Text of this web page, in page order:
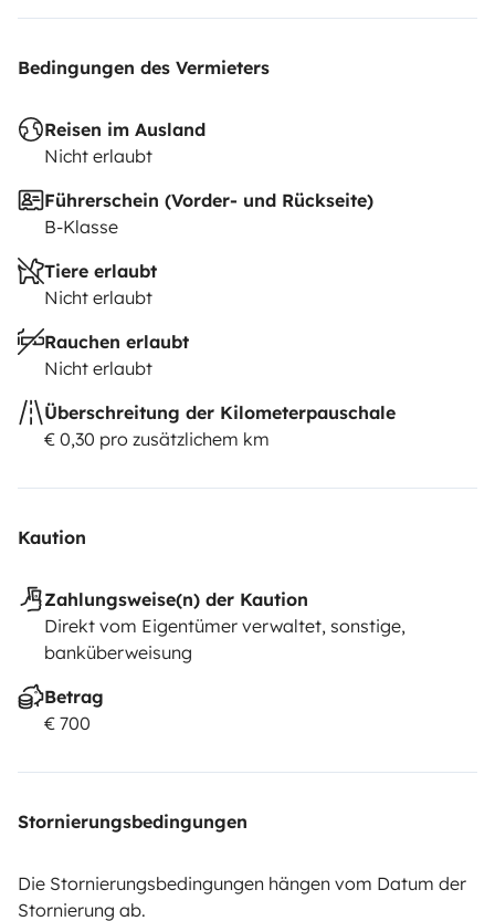
Bedingungen des Vermieters
Reisen im Ausland
Nicht erlaubt
Führerschein (Vorder- und Rückseite)
B-Klasse
Tiere erlaubt
Nicht erlaubt
Rauchen erlaubt
Nicht erlaubt
Überschreitung der Kilometerpauschale
€ 0,30 pro zusätzlichem km
Kaution
Zahlungsweise(n) der Kaution
Direkt vom Eigentümer verwaltet, sonstige,
banküberweisung
Betrag
€ 700
Stornierungsbedingungen
Die Stornierungsbedingungen hängen vom Datum der
Stornierung ab.